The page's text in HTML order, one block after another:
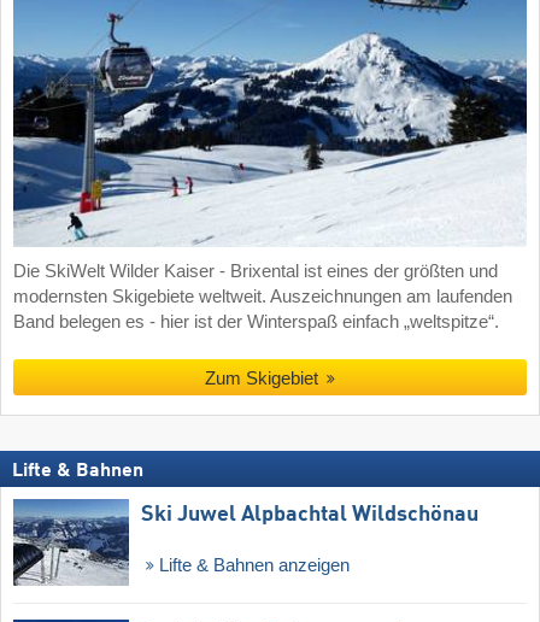
Die SkiWelt Wilder Kaiser - Brixental ist eines der größten und
modernsten Skigebiete weltweit. Auszeichnungen am laufenden
Band belegen es - hier ist der Winterspaß einfach „weltspitze“.
Zum Skigebiet
Lifte & Bahnen
Ski Juwel Alpbachtal Wildschönau
Lifte & Bahnen anzeigen